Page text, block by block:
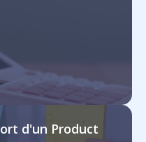
d'un Product